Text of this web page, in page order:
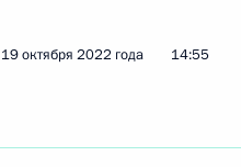
19 октября 2022 года 14:55